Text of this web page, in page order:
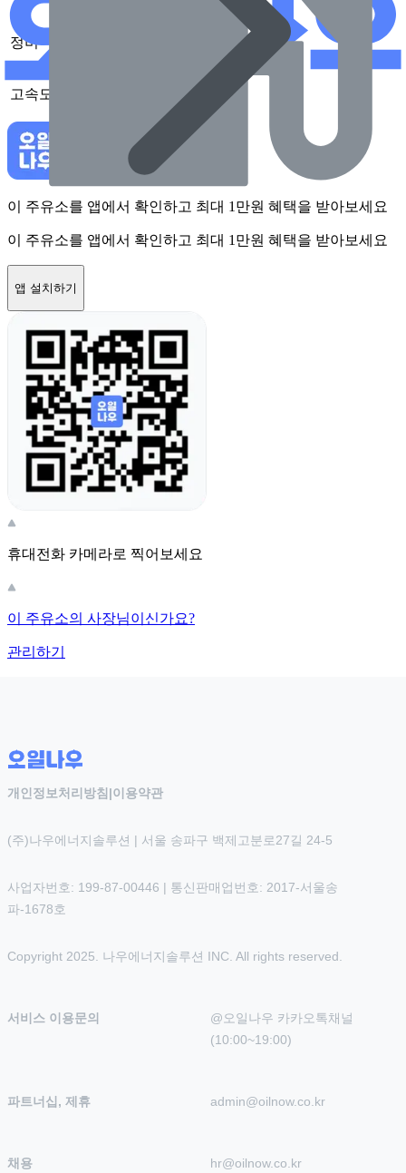
정비
고속도로
이 주유소를 앱에서 확인하고 최대 1만원 혜택을 받아보세요
이 주유소를 앱에서 확인하고 최대 1만원 혜택을 받아보세요
앱 설치하기
휴대전화 카메라로 찍어보세요
이 주유소의 사장님이신가요?
관리하기
개인정보처리방침 |이용약관
(주)나우에너지솔루션 | 서울 송파구 백제고분로27길 24-5
사업자번호: 199-87-00446 | 통신판매업번호: 2017-서울송
파-1678호
Copyright 2025. 나우에너지솔루션 INC. All rights reserved.
서비스 이용문의
@오일나우 카카오톡채널
(10:00~19:00)
파트너십, 제휴 admin@oilnow.co.kr
채용 hr@oilnow.co.kr